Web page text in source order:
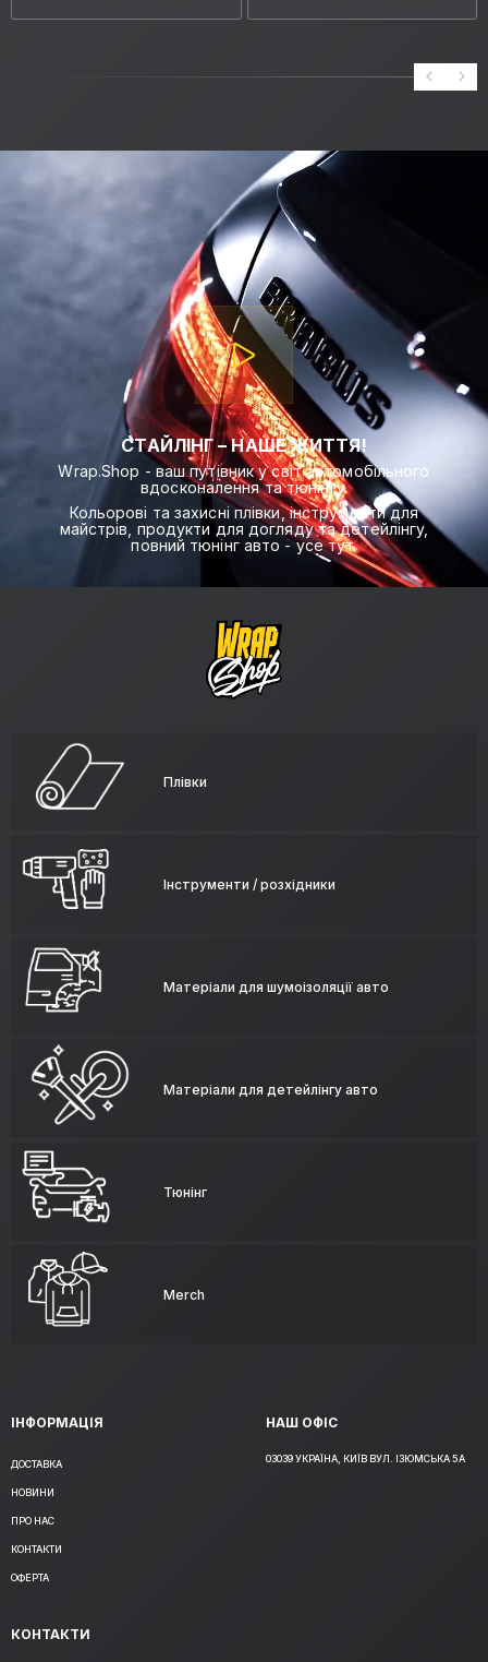
СТАЙЛІНГ – НАШЕ ЖИТТЯ!
Wrap.Shop - ваш путівник у світ автомобільного
вдосконалення та тюнінгу.
Кольорові та захисні плівки, інструменти для
майстрів, продукти для догляду та детейлінгу,
повний тюнінг авто - усе тут.
Плівки
Інструменти / розхідники
Матеріали для шумоізоляції авто
Матеріали для детейлінгу авто
Тюнінг
Merch
ІНФОРМАЦІЯ
ДОСТАВКА
НОВИНИ
ПРО НАС
КОНТАКТИ
ОФЕРТА
НАШ ОФІС
03039 УКРАЇНА, КИЇВ ВУЛ. ІЗЮМСЬКА 5А
КОНТАКТИ